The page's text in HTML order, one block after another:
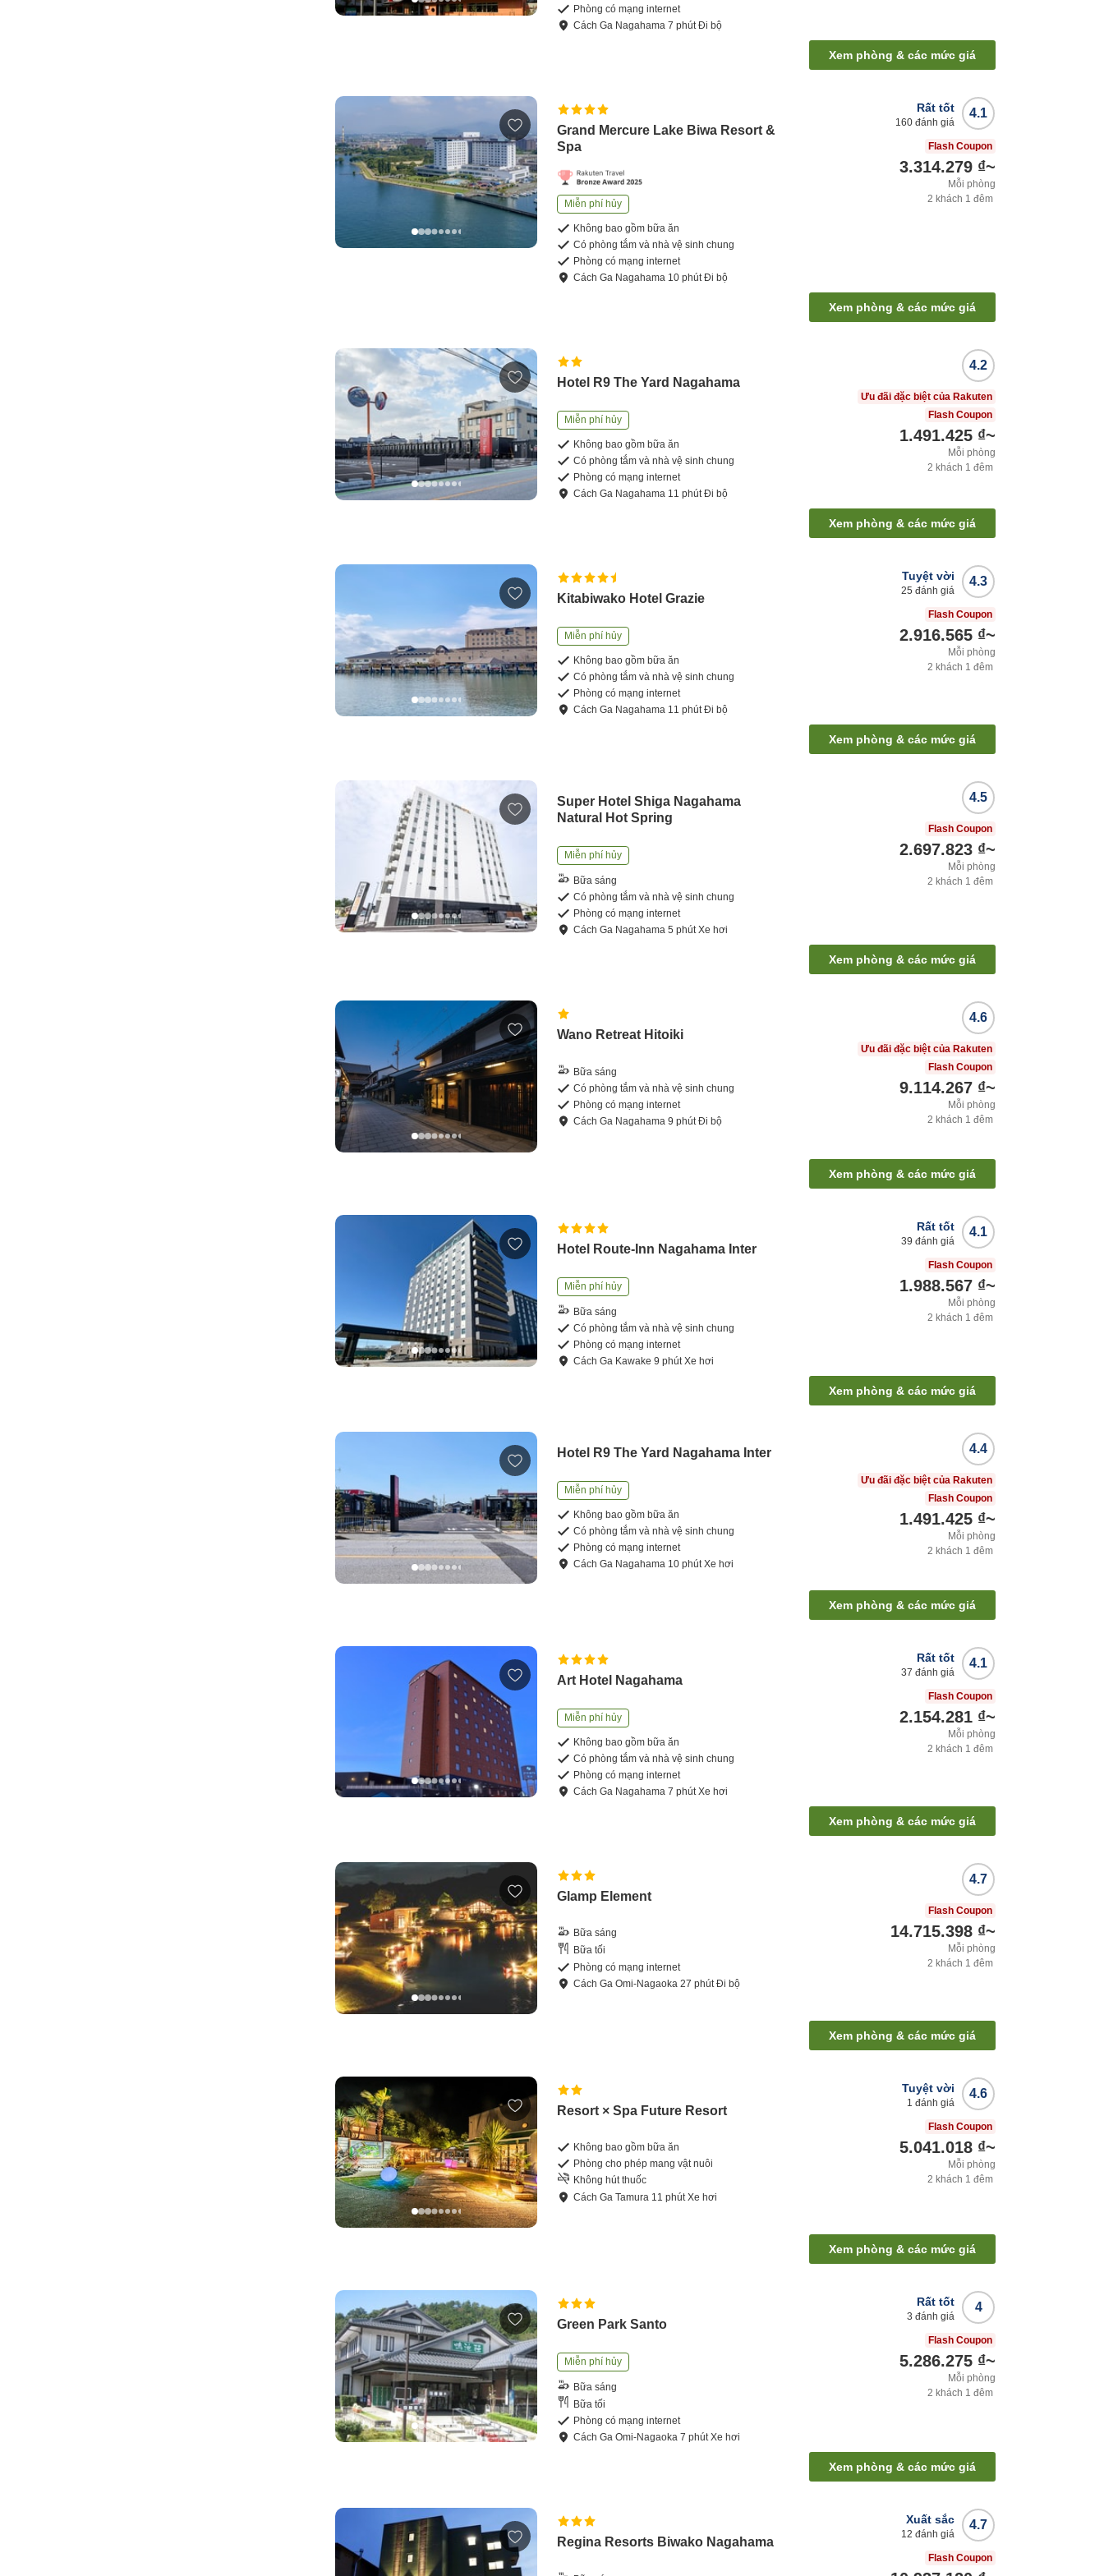
Phòng có mạng internet
CáchGa Nagahama7 phútĐi bộ
Xem phòng & các mức giá
Grand Mercure Lake Biwa Resort &
Spa
Miễn phí hủy
Không bao gồm bữa ăn
Có phòng tắm và nhà vệ sinh chung
Phòng có mạng internet
CáchGa Nagahama 10 phútĐi bộ
4.1
Rất tốt
160 đánh giá
Flash Coupon
3.314.279 ₫~
Mỗi phòng
2 khách 1 đêm
Xem phòng & các mức giá
Hotel R9 The Yard Nagahama
Miễn phí hủy
Không bao gồm bữa ăn
Có phòng tắm và nhà vệ sinh chung
Phòng có mạng internet
CáchGa Nagahama 11 phútĐi bộ
4.2
Ưu đãi đặc biệt của Rakuten
Flash Coupon
1.491.425 ₫~
Mỗi phòng
2 khách 1 đêm
Xem phòng & các mức giá
Kitabiwako Hotel Grazie
Miễn phí hủy
Không bao gồm bữa ăn
Có phòng tắm và nhà vệ sinh chung
Phòng có mạng internet
CáchGa Nagahama 11 phútĐi bộ
4.3
Tuyệt vời
25 đánh giá
Flash Coupon
2.916.565 ₫~
Mỗi phòng
2 khách 1 đêm
Xem phòng & các mức giá
Super Hotel Shiga Nagahama
Natural Hot Spring
Miễn phí hủy
Bữa sáng
Có phòng tắm và nhà vệ sinh chung
Phòng có mạng internet
CáchGa Nagahama5 phútXe hơi
4.5
Flash Coupon
2.697.823 ₫~
Mỗi phòng
2 khách 1 đêm
Xem phòng & các mức giá
Wano Retreat Hitoiki
Bữa sáng
Có phòng tắm và nhà vệ sinh chung
Phòng có mạng internet
CáchGa Nagahama9 phútĐi bộ
4.6
Ưu đãi đặc biệt của Rakuten
Flash Coupon
9.114.267 ₫~
Mỗi phòng
2 khách 1 đêm
Xem phòng & các mức giá
Hotel Route-Inn Nagahama Inter
Miễn phí hủy
Bữa sáng
Có phòng tắm và nhà vệ sinh chung
Phòng có mạng internet
CáchGa Kawake9 phútXe hơi
4.1
Rất tốt
39 đánh giá
Flash Coupon
1.988.567 ₫~
Mỗi phòng
2 khách 1 đêm
Xem phòng & các mức giá
Hotel R9 The Yard Nagahama Inter
Miễn phí hủy
Không bao gồm bữa ăn
Có phòng tắm và nhà vệ sinh chung
Phòng có mạng internet
CáchGa Nagahama 10 phútXe hơi
4.4
Ưu đãi đặc biệt của Rakuten
Flash Coupon
1.491.425 ₫~
Mỗi phòng
2 khách 1 đêm
Xem phòng & các mức giá
Art Hotel Nagahama
Miễn phí hủy
Không bao gồm bữa ăn
Có phòng tắm và nhà vệ sinh chung
Phòng có mạng internet
CáchGa Nagahama7 phútXe hơi
4.1
Rất tốt
37 đánh giá
Flash Coupon
2.154.281 ₫~
Mỗi phòng
2 khách 1 đêm
Xem phòng & các mức giá
Glamp Element
Bữa sáng
Bữa tối
Phòng có mạng internet
CáchGa Omi-Nagaoka27 phútĐi bộ
4.7
Flash Coupon
14.715.398 ₫~
Mỗi phòng
2 khách 1 đêm
Xem phòng & các mức giá
Resort × Spa Future Resort
Không bao gồm bữa ăn
Phòng cho phép mang vật nuôi
Không hút thuốc
CáchGa Tamura 11 phútXe hơi
4.6
Tuyệt vời
1 đánh giá
Flash Coupon
5.041.018 ₫~
Mỗi phòng
2 khách 1 đêm
Xem phòng & các mức giá
Green Park Santo
Miễn phí hủy
Bữa sáng
Bữa tối
Phòng có mạng internet
CáchGa Omi-Nagaoka7 phútXe hơi
4
Rất tốt
3 đánh giá
Flash Coupon
5.286.275 ₫~
Mỗi phòng
2 khách 1 đêm
Xem phòng & các mức giá
Regina Resorts Biwako Nagahama
4.7
Xuất sắc
12 đánh giá
Flash Coupon